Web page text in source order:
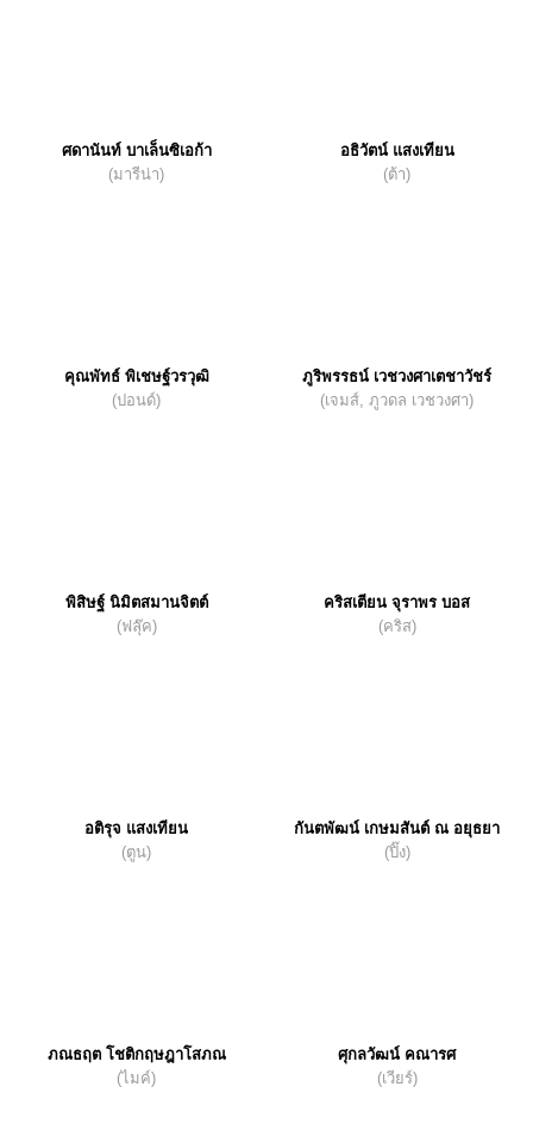
ศดานันท์ บาเล็นซิเอก้า
(มารีน่า)
อธิวัตน์ แสงเทียน
(ต้า)
คุณพัทธ์ พิเชษฐ์วรวุฒิ
(ปอนด์)
ภูริพรรธน์ เวชวงศาเตชาวัชร์
(เจมส์, ภูวดล เวชวงศา)
พิสิษฐ์ นิมิตสมานจิตต์
(ฟลุ๊ค)
คริสเตียน จุราพร บอส
(คริส)
อติรุจ แสงเทียน
(ตูน)
กันตพัฒน์ เกษมสันต์ ณ อยุธยา
(ปิ๊ง)
ภณธฤต โชติกฤษฎาโสภณ
(ไมค์)
ศุกลวัฒน์ คณารศ
(เวียร์)